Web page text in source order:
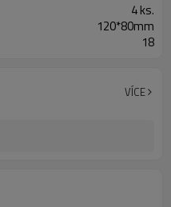
4 ks.
120*80mm
18
VÍCE